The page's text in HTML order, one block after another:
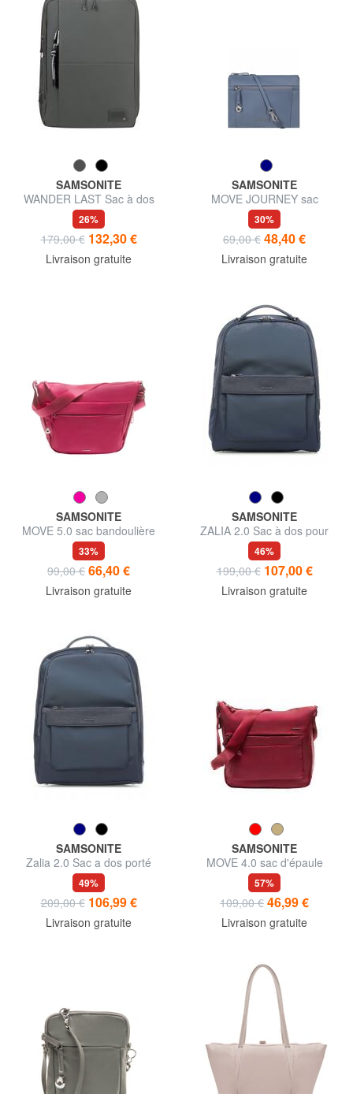
SAMSONITE
WANDER LAST Sac à dos
pour ordinateur portable 15,6"
26%
179,00 € 132,30 €
Livraison gratuite
SAMSONITE
MOVE JOURNEY sac
bandoulière
30%
69,00 € 48,40 €
Livraison gratuite
SAMSONITE
MOVE 5.0 sac bandoulière
33%
99,00 € 66,40 €
Livraison gratuite
SAMSONITE
ZALIA 2.0 Sac à dos pour
ordinateur portable 14 "
46%
199,00 € 107,00 €
Livraison gratuite
SAMSONITE
Zalia 2.0 Sac a dos porté
épaule, pour ordinateur
portable de 15,6’’
49%
209,00 € 106,99 €
Livraison gratuite
SAMSONITE
MOVE 4.0 sac d'épaule
57%
109,00 € 46,99 €
Livraison gratuite